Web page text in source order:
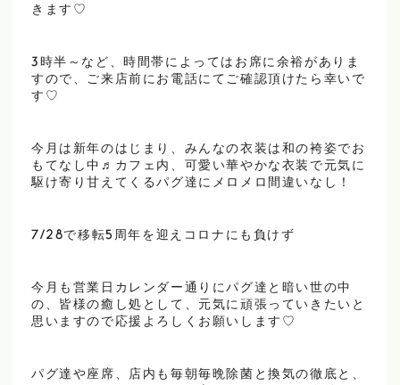
きます♡
3時半～など、時間帯によってはお席に余裕がありま
すので、ご来店前にお電話にてご確認頂けたら幸いで
す♡
今月は新年のはじまり、みんなの衣装は和の袴姿でお
もてなし中♬カフェ内、可愛い華やかな衣装で元気に
駆け寄り甘えてくるパグ達にメロメロ間違いなし！
7/28で移転5周年を迎えコロナにも負けず
今月も営業日カレンダー通りにパグ達と暗い世の中
の、皆様の癒し処として、元気に頑張っていきたいと
思いますので応援よろしくお願いします♡
パグ達や座席、店内も毎朝毎晩除菌と換気の徹底と、